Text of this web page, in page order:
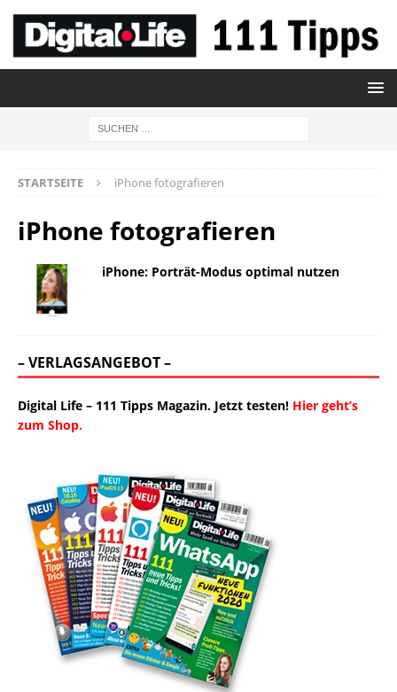
STARTSEITE iPhone fotografieren
iPhone fotografieren
iPhone: Porträt-Modus optimal nutzen
– VERLAGSANGEBOT –
Digital Life – 111 Tipps Magazin. Jetzt testen! Hier geht’s
zum Shop.